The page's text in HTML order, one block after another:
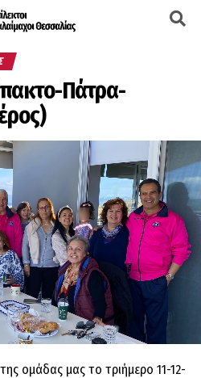
Πάτρα-
ομάδας μας το τριήμερο 11-12-